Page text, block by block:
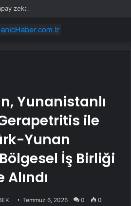
Yunanistanlı
ile
Yunan
İş Birliği
Alındı
Temmuz 6, 2026 0 0